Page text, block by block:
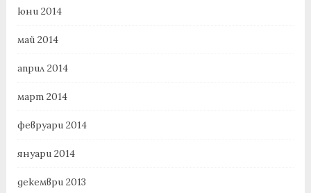
юни 2014
май 2014
април 2014
март 2014
февруари 2014
януари 2014
декември 2013